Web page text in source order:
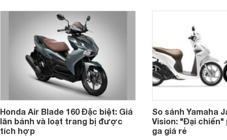
Honda Air Blade 160 Đặc biệt: Giá
lăn bánh và loạt trang bị được
tích hợp
So sánh Yamaha
Vision: "Đại chiến"
ga giá rẻ